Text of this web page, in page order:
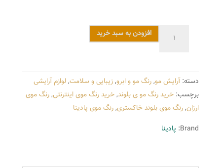
شماره
A6
رنگ
بلوند
خاکستری
افزودن به سبد خرید
دسته:آرایش مو,رنگ مو و ابرو,زیبایی و سلامت,لوازم آرایشی
برچسب: خرید رنگ مو ی بلوند,خرید رنگ موی اینترنتی,رنگ موی
ارزان,رنگ موی بلوند خاکستری,رنگ موی پادینا
Brand: پادینا